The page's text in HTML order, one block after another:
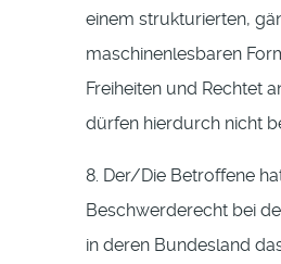
einem strukturierten,
maschinenlesbaren
Freiheiten und Rechtet
dürfen hierdurch nicht
8. Der/Die Betroffene
Beschwerderecht bei
in deren Bundesland